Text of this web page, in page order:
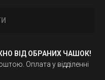
ВІД ОБРАНИХ ЧАШОК!
Оплата у відділенні